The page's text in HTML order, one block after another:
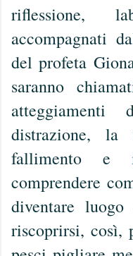
riflessione,
accompagnati
del profeta
saranno
distrazione, la
fallimento e
comprendere
diventare
riscoprirsi, così,